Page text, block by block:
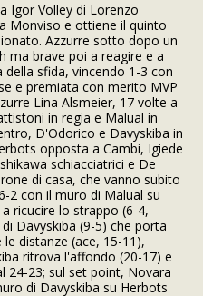
Igor Volley di Lorenzo
Monviso e ottiene il quinto
Azzurre sotto dopo un
brave poi a reagire e a
sfida, vincendo 1-3 con
e premiata con merito MVP
Lina Alsmeier, 17 volte a
in regia e Malual in
D'Odorico e Davyskiba in
opposta a Cambi, Igiede
schiacciatrici e De
di casa, che vanno subito
2 con il muro di Malual su
ricucire lo strappo (6-4,
Davyskiba (9-5) che porta
distanze (ace, 15-11),
ritrova l'affondo (20-17) e
24-23; sul set point, Novara
di Davyskiba su Herbots